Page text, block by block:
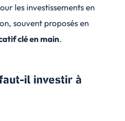
les investissements en
souvent proposés en
clé en main.
il investir à